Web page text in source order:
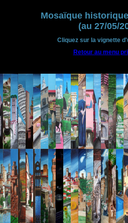
Mosaïque
(au 27/05/
Cliquez sur la vignette
Retour au menu